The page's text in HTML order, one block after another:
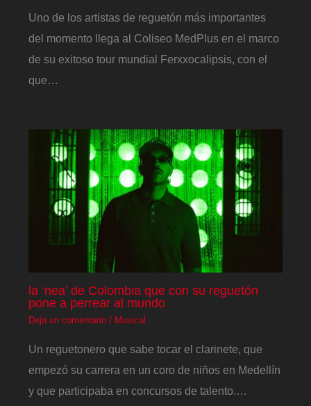
Uno de los artistas de reguetón más importantes
del momento llega al Coliseo MedPlus en el marco
de su exitoso tour mundial Ferxxocalipsis, con el
que…
la ‘nea’ de Colombia que con su reguetón
pone a perrear al mundo
Deja un comentario / Musical
Un reguetonero que sabe tocar el clarinete, que
empezó su carrera en un coro de niños en Medellín
y que participaba en concursos de talento.…